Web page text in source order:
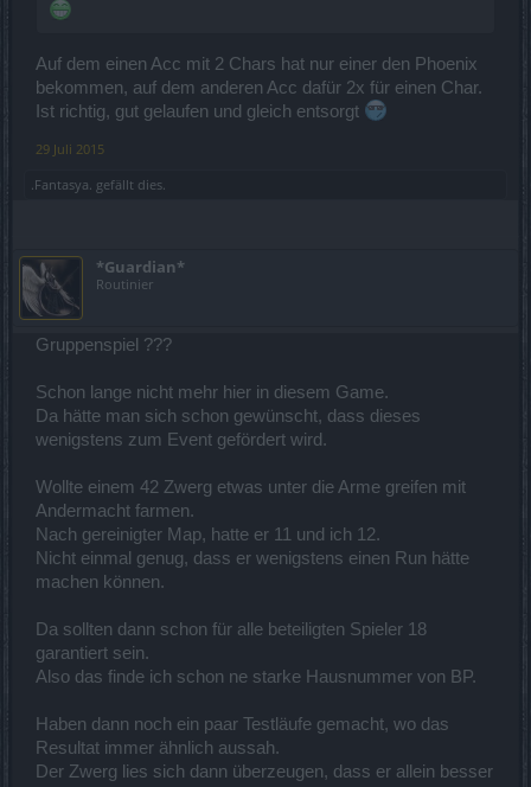
Auf dem einen Acc mit 2 Chars hat nur einer den Phoenix
bekommen, auf dem anderen Acc dafür 2x für einen Char.
Ist richtig, gut gelaufen und gleich entsorgt
29 Juli 2015
.Fantasya. gefällt dies.
*Guardian*
Routinier
Gruppenspiel ???
Schon lange nicht mehr hier in diesem Game.
Da hätte man sich schon gewünscht, dass dieses
wenigstens zum Event gefördert wird.
Wollte einem 42 Zwerg etwas unter die Arme greifen mit
Andermacht farmen.
Nach gereinigter Map, hatte er 11 und ich 12.
Nicht einmal genug, dass er wenigstens einen Run hätte
machen können.
Da sollten dann schon für alle beteiligten Spieler 18
garantiert sein.
Also das finde ich schon ne starke Hausnummer von BP.
Haben dann noch ein paar Testläufe gemacht, wo das
Resultat immer ähnlich aussah.
Der Zwerg lies sich dann überzeugen, dass er allein besser